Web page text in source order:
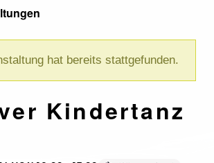
hat bereits stattgefunden.
Kindertanz